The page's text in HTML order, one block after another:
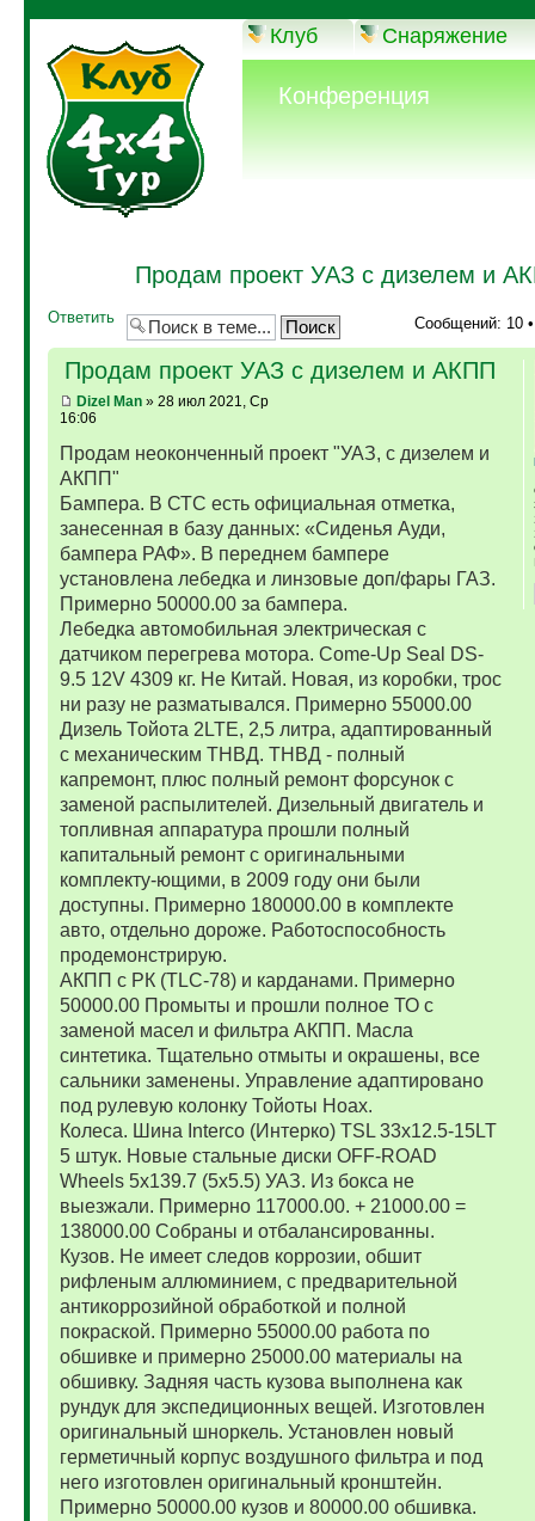
Клуб Снаряжение
Конференция
Продам проект УАЗ с дизелем и
Ответить Сообщений: 10
Продам проект УАЗ с дизелем и АКПП
Dizel Man» 28 июл 2021, Ср
16:06
Продам неоконченный проект "УАЗ, с дизелем и
АКПП"
Бампера. В СТС есть официальная отметка,
занесенная в базу данных: «Сиденья Ауди,
бампера РАФ». В переднем бампере
установлена лебедка и линзовые доп/фары ГАЗ.
Примерно 50000.00 за бампера.
Лебедка автомобильная электрическая с
датчиком перегрева мотора. Come-Up Seal DS-
9.5 12V 4309 кг. Не Китай. Новая, из коробки, трос
ни разу не разматывался. Примерно 55000.00
Дизель Тойота 2LTE, 2,5 литра, адаптированный
с механическим ТНВД. ТНВД - полный
капремонт, плюс полный ремонт форсунок с
заменой распылителей. Дизельный двигатель и
топливная аппаратура прошли полный
капитальный ремонт с оригинальными
комплекту-ющими, в 2009 году они были
доступны. Примерно 180000.00 в комплекте
авто, отдельно дороже. Работоспособность
продемонстрирую.
АКПП с РК (TLC-78) и карданами. Примерно
50000.00 Промыты и прошли полное ТО с
заменой масел и фильтра АКПП. Масла
синтетика. Тщательно отмыты и окрашены, все
сальники заменены. Управление адаптировано
под рулевую колонку Тойоты Ноах.
Колеса. Шина Interco (Интерко) TSL 33x12.5-15LT
5 штук. Новые стальные диски OFF-ROAD
Wheels 5x139.7 (5x5.5) УАЗ. Из бокса не
выезжали. Примерно 117000.00. + 21000.00 =
138000.00 Собраны и отбалансированны.
Кузов. Не имеет следов коррозии, обшит
рифленым аллюминием, с предварительной
антикоррозийной обработкой и полной
покраской. Примерно 55000.00 работа по
обшивке и примерно 25000.00 материалы на
обшивку. Задняя часть кузова выполнена как
рундук для экспедиционных вещей. Изготовлен
оригинальный шноркель. Установлен новый
герметичный корпус воздушного фильтра и под
него изготовлен оригинальный кронштейн.
Примерно 50000.00 кузов и 80000.00 обшивка.